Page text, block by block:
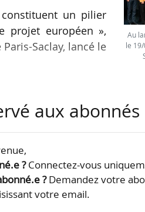
un pilier
projet européen »,
Saclay, lancé le
aux décideurs des
le financement,
FP10 structureront
Au
le
aux abonnés
?Connectez-vous
?Demandez votre
votre email.